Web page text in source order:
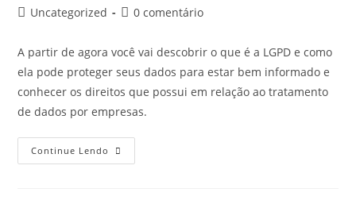
Uncategorized
0 comentário
A partir de agora você vai descobrir o que é a LGPD e como
ela pode proteger seus dados para estar bem informado e
conhecer os direitos que possui em relação ao tratamento
de dados por empresas.
Continue Lendo